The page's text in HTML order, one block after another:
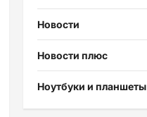
Новости
Новости плюс
Ноутбуки и планшеты